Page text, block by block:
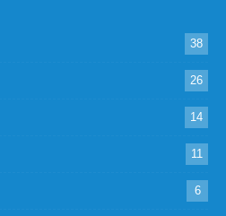
38
26
14
11
6